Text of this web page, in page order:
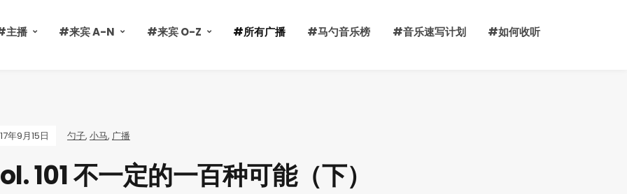
主播 #来宾 A-N #来宾 O-Z #所有广播 #马勺音乐榜 #音乐速写计划 #如何收听
年9月15日 勺子, 小马, 广播
101 不一定的一百种可能（下）